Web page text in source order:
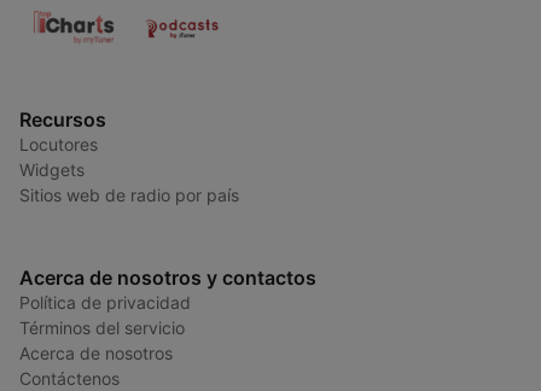
Recursos
Locutores
Widgets
Sitios web de radio por país
Acerca de nosotros y contactos
Política de privacidad
Términos del servicio
Acerca de nosotros
Contáctenos